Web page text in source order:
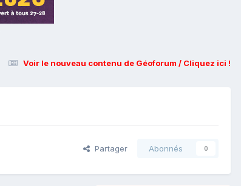
Voir le nouveau contenu de Géoforum / Cliquez ici !
Partager Abonnés 0